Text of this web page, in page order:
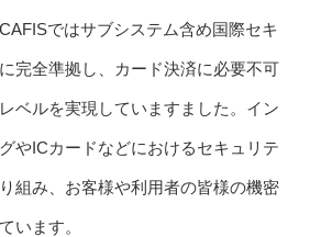
ではサブシステム含め国際セキ
完全準拠し、カード決済に必要不可
ベルを実現していますました。イン
やICカードなどにおけるセキュリテ
組み、お客様や利用者の皆様の機密
います。